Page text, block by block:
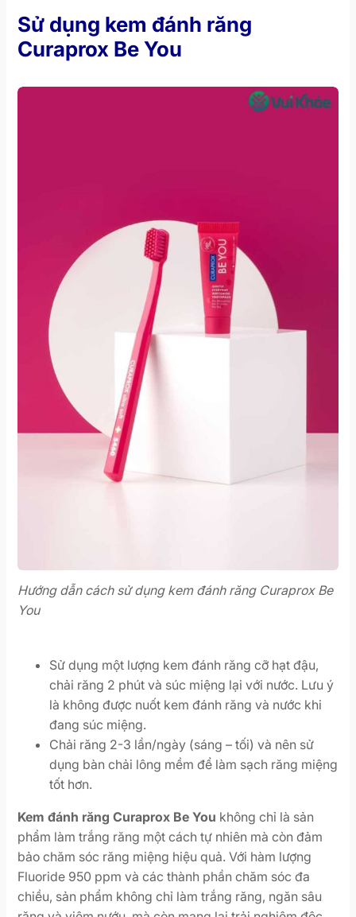
Sử dụng kem đánh răng
Curaprox Be You
Hướng dẫn cách sử dụng kem đánh răng Curaprox Be
You
Sử dụng một lượng kem đánh răng cỡ hạt đậu,
chải răng 2 phút và súc miệng lại với nước. Lưu ý
là không được nuốt kem đánh răng và nước khi
đang súc miệng.
Chải răng 2-3 lần/ngày (sáng – tối) và nên sử
dụng bàn chải lông mềm để làm sạch răng miệng
tốt hơn.
Kem đánh răng Curaprox Be You không chỉ là sản
phẩm làm trắng răng một cách tự nhiên mà còn đảm
bảo chăm sóc răng miệng hiệu quả. Với hàm lượng
Fluoride 950 ppm và các thành phần chăm sóc đa
chiều, sản phẩm không chỉ làm trắng răng, ngăn sâu